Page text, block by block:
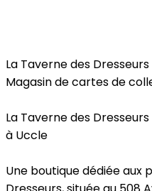
La Taverne des Dresseurs
Magasin de cartes de
La Taverne des
à Uccle
Une boutique dédiée aux